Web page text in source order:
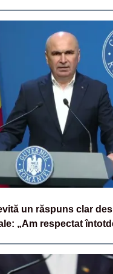
un răspuns clar
„Am respectat